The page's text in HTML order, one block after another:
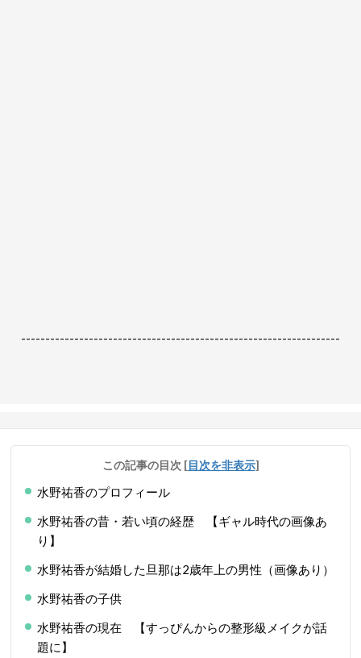
------------------------------------------------------------------
この記事の目次 [目次を非表示]
水野祐香のプロフィール
水野祐香の昔・若い頃の経歴 【ギャル時代の画像あ
り】
水野祐香が結婚した旦那は2歳年上の男性（画像あり）
水野祐香の子供
水野祐香の現在 【すっぴんからの整形級メイクが話
題に】